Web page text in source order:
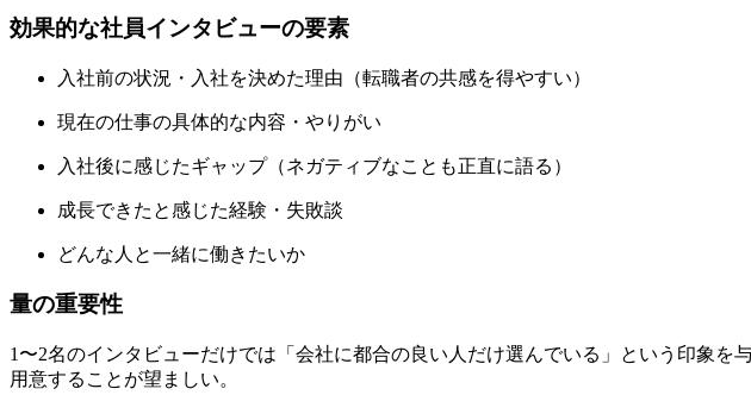
効果的な社員インタビューの要素
入社前の状況・入社を決めた理由（転職者の共感を得やすい）
現在の仕事の具体的な内容・やりがい
入社後に感じたギャップ（ネガティブなことも正直に語る）
成長できたと感じた経験・失敗談
どんな人と一緒に働きたいか
量の重要性
1〜2名のインタビューだけでは「会社に都合の良い人だけ選んでいる」という印象
用意することが望ましい。